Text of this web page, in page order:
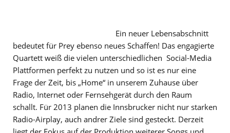
Ein neuer Lebensabschnitt
bedeutet für Prey ebenso neues Schaffen! Das engagierte
Quartett weiß die vielen unterschiedlichen Social-Media
Plattformen perfekt zu nutzen und so ist es nur eine
Frage der Zeit, bis „Home“ in unserem Zuhause über
Radio, Internet oder Fernsehgerät durch den Raum
schallt. Für 2013 planen die Innsbrucker nicht nur starken
Radio-Airplay, auch andrer Ziele sind gesteckt. Derzeit